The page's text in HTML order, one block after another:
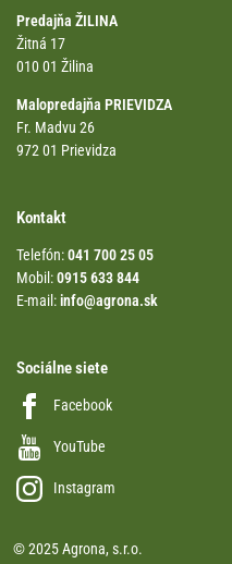
Predajňa ŽILINA
Žitná 17
010 01 Žilina
Malopredajňa PRIEVIDZA
Fr. Madvu 26
972 01 Prievidza
Kontakt
Telefón:041 700 25 05
Mobil:0915 633 844
E-mail:info@agrona.sk
Sociálne siete
Facebook
YouTube
Instagram
© 2025 Agrona, s.r.o.